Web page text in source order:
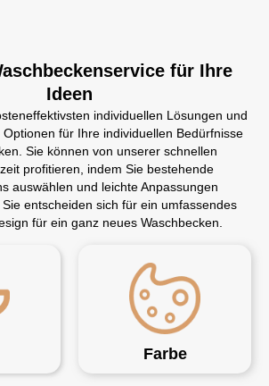
für Ihre
Ideen
individuellen Lösungen und
für Ihre individuellen Bedürfnisse
Sie können von unserer schnellen
profitieren, indem Sie bestehende
auswählen und leichte Anpassungen
entscheiden sich für ein umfassendes
für ein ganz neues Waschbecken.
Farbe